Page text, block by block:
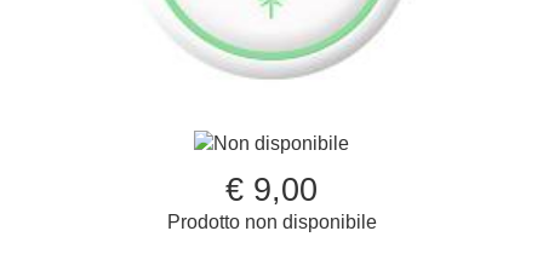
Non disponibile
€ 9,00
Prodotto non disponibile